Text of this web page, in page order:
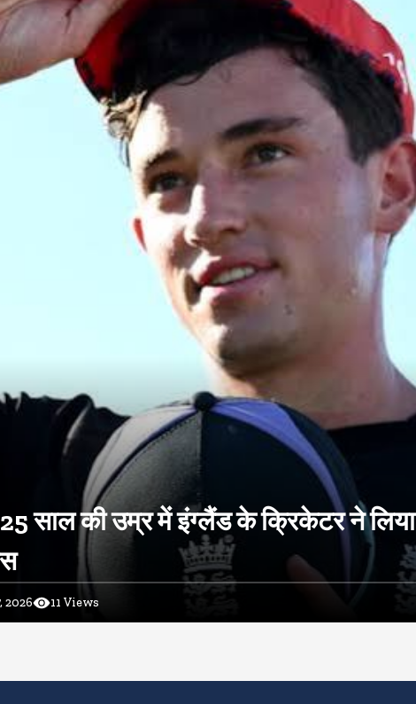
25 साल की उम्र में इंग्लैंड के क्रिकेटर ने लिया
2026 11 Views